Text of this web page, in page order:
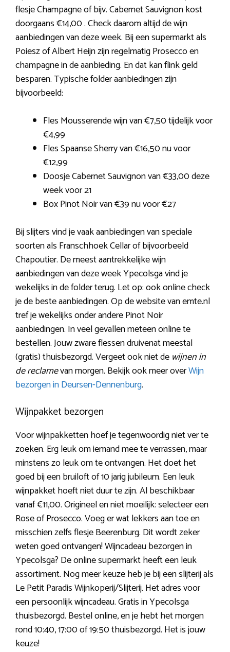
flesje Champagne of bijv. Cabernet Sauvignon kost
doorgaans €14,00 . Check daarom altijd de wijn
aanbiedingen van deze week. Bij een supermarkt als
Poiesz of Albert Heijn zijn regelmatig Prosecco en
champagne in de aanbieding. En dat kan flink geld
besparen. Typische folder aanbiedingen zijn
bijvoorbeeld:
Fles Mousserende wijn van €7,50 tijdelijk voor
€4,99
Fles Spaanse Sherry van €16,50 nu voor
€12,99
Doosje Cabernet Sauvignon van €33,00 deze
week voor 21
Box Pinot Noir van €39 nu voor €27
Bij slijters vind je vaak aanbiedingen van speciale
soorten als Franschhoek Cellar of bijvoorbeeld
Chapoutier. De meest aantrekkelijke wijn
aanbiedingen van deze week Ypecolsga vind je
wekelijks in de folder terug. Let op: ook online check
je de beste aanbiedingen. Op de website van emte.nl
tref je wekelijks onder andere Pinot Noir
aanbiedingen. In veel gevallen meteen online te
bestellen. Jouw zware flessen druivenat meestal
(gratis) thuisbezorgd. Vergeet ook niet de wijnen in
de reclamevan morgen. Bekijk ook meer overWijn
bezorgen in Deursen-Dennenburg.
Wijnpakket bezorgen
Voor wijnpakketten hoef je tegenwoordig niet ver te
zoeken. Erg leuk om iemand mee te verrassen, maar
minstens zo leuk om te ontvangen. Het doet het
goed bij een bruiloft of 10 jarig jubileum. Een leuk
wijnpakket hoeft niet duur te zijn. Al beschikbaar
vanaf €11,00. Origineel en niet moeilijk: selecteer een
Rose of Prosecco. Voeg er wat lekkers aan toe en
misschien zelfs flesje Beerenburg. Dit wordt zeker
weten goed ontvangen! Wijncadeau bezorgen in
Ypecolsga? De online supermarkt heeft een leuk
assortiment. Nog meer keuze heb je bij een slijterij als
Le Petit Paradis Wijnkoperij/Slijterij. Het adres voor
een persoonlijk wijncadeau. Gratis in Ypecolsga
thuisbezorgd. Bestel online, en je hebt het morgen
rond 10:40, 17:00 of 19:50 thuisbezorgd. Het is jouw
keuze!